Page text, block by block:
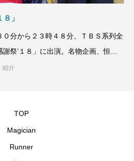
」
０分から２３時４８分、ＴＢＳ系列全
祭’１８」に出演。名物企画、恒例
紹介
TOP
Magician
Runner